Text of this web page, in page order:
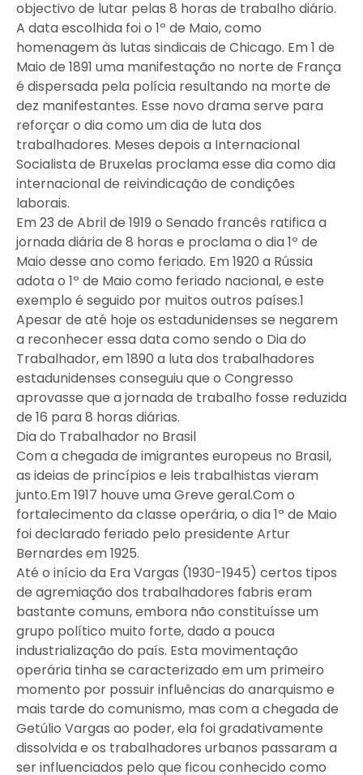
objectivo de lutar pelas 8 horas de trabalho diário.
A data escolhida foi o 1º de Maio, como
homenagem às lutas sindicais de Chicago. Em 1 de
Maio de 1891 uma manifestação no norte de França
é dispersada pela polícia resultando na morte de
dez manifestantes. Esse novo drama serve para
reforçar o dia como um dia de luta dos
trabalhadores. Meses depois a Internacional
Socialista de Bruxelas proclama esse dia como dia
internacional de reivindicação de condições
laborais.
Em 23 de Abril de 1919 o Senado francês ratifica a
jornada diária de 8 horas e proclama o dia 1º de
Maio desse ano como feriado. Em 1920 a Rússia
adota o 1º de Maio como feriado nacional, e este
exemplo é seguido por muitos outros países.1
Apesar de até hoje os estadunidenses se negarem
a reconhecer essa data como sendo o Dia do
Trabalhador, em 1890 a luta dos trabalhadores
estadunidenses conseguiu que o Congresso
aprovasse que a jornada de trabalho fosse reduzida
de 16 para 8 horas diárias.
Dia do Trabalhador no Brasil
Com a chegada de imigrantes europeus no Brasil,
as ideias de princípios e leis trabalhistas vieram
junto.Em 1917 houve uma Greve geral.Com o
fortalecimento da classe operária, o dia 1º de Maio
foi declarado feriado pelo presidente Artur
Bernardes em 1925.
Até o início da Era Vargas (1930-1945) certos tipos
de agremiação dos trabalhadores fabris eram
bastante comuns, embora não constituísse um
grupo político muito forte, dado a pouca
industrialização do país. Esta movimentação
operária tinha se caracterizado em um primeiro
momento por possuir influências do anarquismo e
mais tarde do comunismo, mas com a chegada de
Getúlio Vargas ao poder, ela foi gradativamente
dissolvida e os trabalhadores urbanos passaram a
ser influenciados pelo que ficou conhecido como